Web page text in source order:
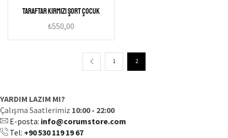
Taraftar Kırmızı Şort Çocuk
₺550,00
1 2
YARDIM LAZIM MI?
Çalışma Saatlerimiz 10:00 - 22:00
E-posta: info@corumstore.com
Tel: +90 530 119 19 67